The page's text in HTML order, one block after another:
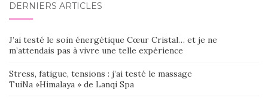
DERNIERS ARTICLES
J’ai testé le soin énergétique Cœur Cristal… et je ne
m’attendais pas à vivre une telle expérience
Stress, fatigue, tensions : j’ai testé le massage
TuiNa »Himalaya » de Lanqi Spa